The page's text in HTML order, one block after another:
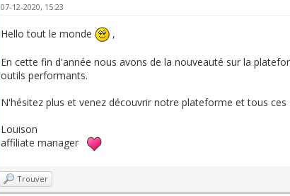
07-12-2020, 15:23
Hello tout le monde ,
En cette fin d'année nous avons de la nouveauté sur la
outils performants.
N'hésitez plus et venez découvrir notre plateforme et tous ces
Louison
affiliate manager
Trouver